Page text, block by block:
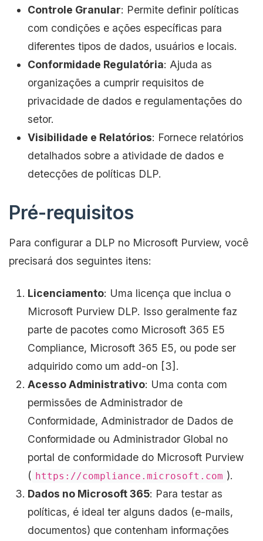
Controle Granular: Permite definir políticas
com condições e ações específicas para
diferentes tipos de dados, usuários e locais.
Conformidade Regulatória: Ajuda as
organizações a cumprir requisitos de
privacidade de dados e regulamentações do
setor.
Visibilidade e Relatórios: Fornece relatórios
detalhados sobre a atividade de dados e
detecções de políticas DLP.
Pré-requisitos
Para configurar a DLP no Microsoft Purview, você
precisará dos seguintes itens:
Licenciamento: Uma licença que inclua o
Microsoft Purview DLP. Isso geralmente faz
parte de pacotes como Microsoft 365 E5
Compliance, Microsoft 365 E5, ou pode ser
adquirido como um add-on [3].
Acesso Administrativo: Uma conta com
permissões de Administrador de
Conformidade, Administrador de Dados de
Conformidade ou Administrador Global no
portal de conformidade do Microsoft Purview
( https://compliance.microsoft.com ).
Dados no Microsoft 365: Para testar as
políticas, é ideal ter alguns dados (e-mails,
documentos) que contenham informações